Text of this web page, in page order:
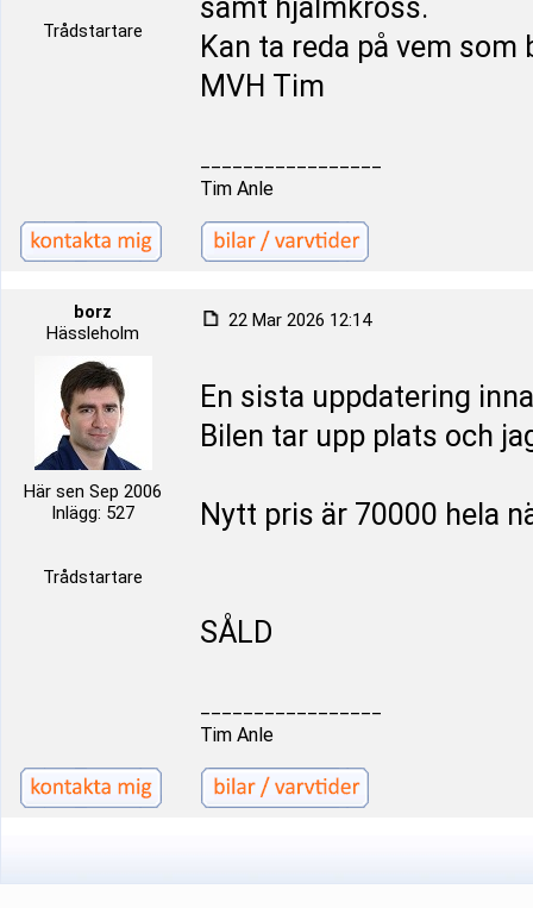
Trådstartare
samt hjälmkross.
Kan ta reda på vem
MVH Tim
Tim Anle
borz
Hässleholm
Här sen Sep 2006
Inlägg: 527
Trådstartare
22 Mar 2026 12:14
En sista uppdatering
Bilen tar upp plats och
Nytt pris är 70000 hela
SÅLD
Tim Anle